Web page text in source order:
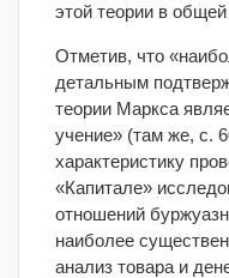
этой теории в
Отметив, что
детальным
теории Маркса
учение» (там же, с.
характеристику
«Капитале»
отношений
наиболее
анализ товара и